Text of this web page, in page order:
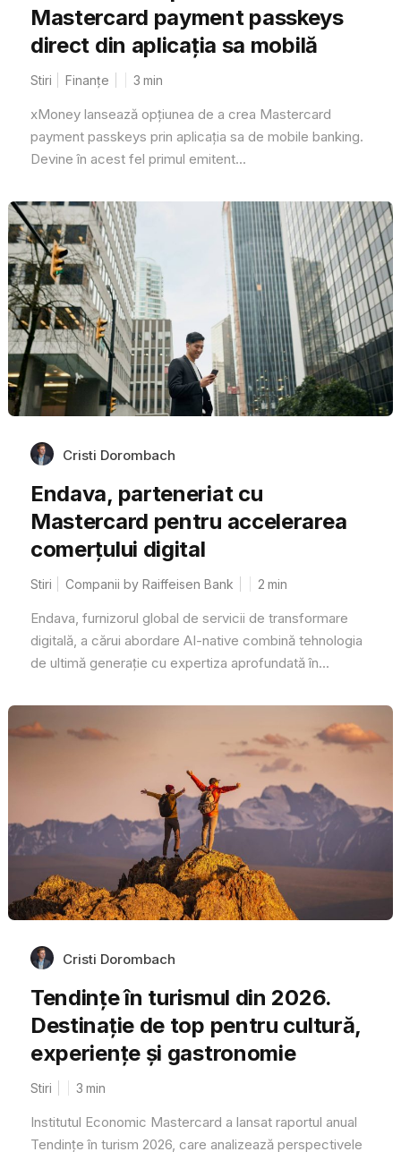
Mastercard payment passkeys
direct din aplicația sa mobilă
Stiri Finanțe 3 min
xMoney lansează opțiunea de a crea Mastercard
payment passkeys prin aplicația sa de mobile banking.
Devine în acest fel primul emitent...
Cristi Dorombach
Endava, parteneriat cu
Mastercard pentru accelerarea
comerțului digital
Stiri Companii by Raiffeisen Bank 2 min
Endava, furnizorul global de servicii de transformare
digitală, a cărui abordare AI-native combină tehnologia
de ultimă generație cu expertiza aprofundată în...
Cristi Dorombach
Tendințe în turismul din 2026.
Destinație de top pentru cultură,
experiențe și gastronomie
Stiri 3 min
Institutul Economic Mastercard a lansat raportul anual
Tendințe în turism 2026, care analizează perspectivele